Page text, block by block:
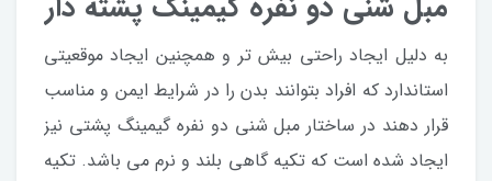
به دلیل ایجاد راحتی بیش تر و همچنین ایجاد موقعیتی
استاندارد که افراد بتوانند بدن را در شرایط ایمن و مناسب
قرار دهند در ساختار مبل شنی دو نفره گیمینگ پشتی نیز
ایجاد شده است که تکیه گاهی بلند و نرم می باشد. تکیه